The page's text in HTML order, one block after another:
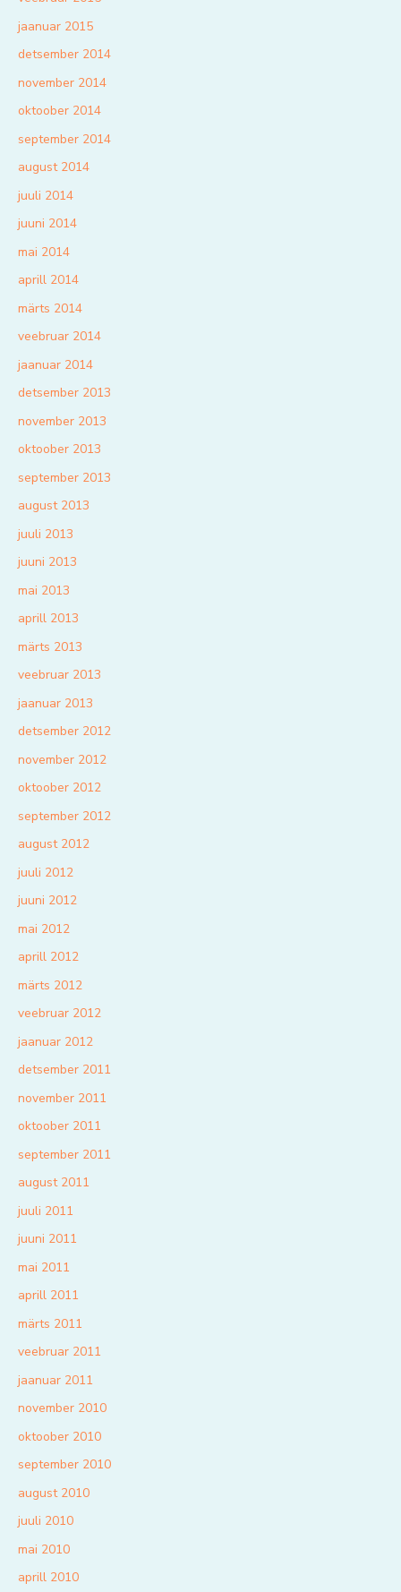
jaanuar 2015
detsember 2014
november 2014
oktoober 2014
september 2014
august 2014
juuli 2014
juuni 2014
mai 2014
aprill 2014
märts 2014
veebruar 2014
jaanuar 2014
detsember 2013
november 2013
oktoober 2013
september 2013
august 2013
juuli 2013
juuni 2013
mai 2013
aprill 2013
märts 2013
veebruar 2013
jaanuar 2013
detsember 2012
november 2012
oktoober 2012
september 2012
august 2012
juuli 2012
juuni 2012
mai 2012
aprill 2012
märts 2012
veebruar 2012
jaanuar 2012
detsember 2011
november 2011
oktoober 2011
september 2011
august 2011
juuli 2011
juuni 2011
mai 2011
aprill 2011
märts 2011
veebruar 2011
jaanuar 2011
november 2010
oktoober 2010
september 2010
august 2010
juuli 2010
mai 2010
aprill 2010